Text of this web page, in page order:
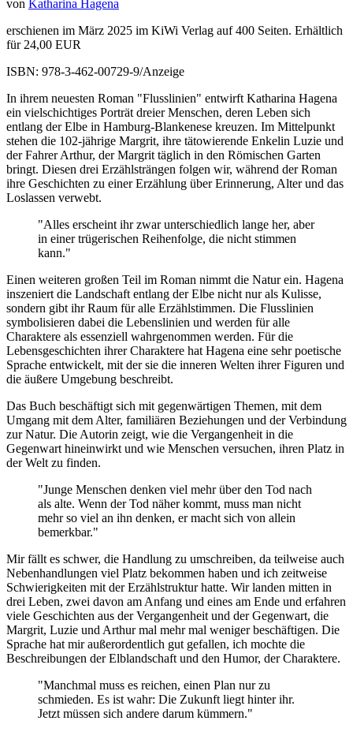
von Katharina Hagena
erschienen im März 2025 im KiWi Verlag auf 400 Seiten. Erhältlich
für 24,00 EUR
ISBN: 978-3-462-00729-9/Anzeige
In ihrem neuesten Roman "Flusslinien" entwirft Katharina Hagena
ein vielschichtiges Porträt dreier Menschen, deren Leben sich
entlang der Elbe in Hamburg-Blankenese kreuzen. Im Mittelpunkt
stehen die 102-jährige Margrit, ihre tätowierende Enkelin Luzie und
der Fahrer Arthur, der Margrit täglich in den Römischen Garten
bringt. Diesen drei Erzählsträngen folgen wir, während der Roman
ihre Geschichten zu einer Erzählung über Erinnerung, Alter und das
Loslassen verwebt.
"Alles erscheint ihr zwar unterschiedlich lange her, aber
in einer trügerischen Reihenfolge, die nicht stimmen
kann."
Einen weiteren großen Teil im Roman nimmt die Natur ein. Hagena
inszeniert die Landschaft entlang der Elbe nicht nur als Kulisse,
sondern gibt ihr Raum für alle Erzählstimmen. Die Flusslinien
symbolisieren dabei die Lebenslinien und werden für alle
Charaktere als essenziell wahrgenommen werden. Für die
Lebensgeschichten ihrer Charaktere hat Hagena eine sehr poetische
Sprache entwickelt, mit der sie die inneren Welten ihrer Figuren und
die äußere Umgebung beschreibt.
Das Buch beschäftigt sich mit gegenwärtigen Themen, mit dem
Umgang mit dem Alter, familiären Beziehungen und der Verbindung
zur Natur. Die Autorin zeigt, wie die Vergangenheit in die
Gegenwart hineinwirkt und wie Menschen versuchen, ihren Platz in
der Welt zu finden.
"Junge Menschen denken viel mehr über den Tod nach
als alte. Wenn der Tod näher kommt, muss man nicht
mehr so viel an ihn denken, er macht sich von allein
bemerkbar."
Mir fällt es schwer, die Handlung zu umschreiben, da teilweise auch
Nebenhandlungen viel Platz bekommen haben und ich zeitweise
Schwierigkeiten mit der Erzählstruktur hatte. Wir landen mitten in
drei Leben, zwei davon am Anfang und eines am Ende und erfahren
viele Geschichten aus der Vergangenheit und der Gegenwart, die
Margrit, Luzie und Arthur mal mehr mal weniger beschäftigen. Die
Sprache hat mir außerordentlich gut gefallen, ich mochte die
Beschreibungen der Elblandschaft und den Humor, der Charaktere.
"Manchmal muss es reichen, einen Plan nur zu
schmieden. Es ist wahr: Die Zukunft liegt hinter ihr.
Jetzt müssen sich andere darum kümmern."